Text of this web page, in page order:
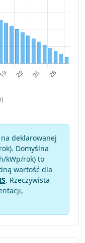
deklarowanej
Domyślna
kWp/rok) to
wartość dla
. Rzeczywista